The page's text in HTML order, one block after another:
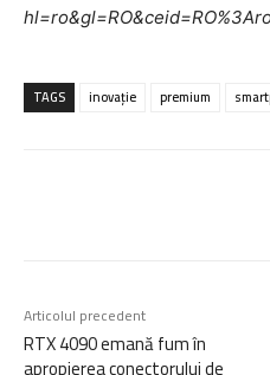
TAGS inovație premium
Articolul precedent
RTX 4090 emană fum în